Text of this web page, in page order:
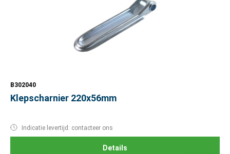
B302040
Klepscharnier 220x56mm
Indicatie levertijd: contacteer ons
Details